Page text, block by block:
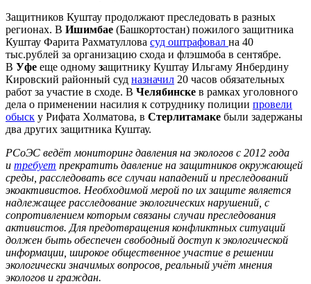
Защитников Куштау продолжают преследовать в разных
регионах. В Ишимбае (Башкортостан) пожилого защитника
Куштау Фарита Рахматуллова суд оштрафовал на 40
тыс.рублей за организацию схода и флэшмоба в сентябре.
В Уфе еще одному защитнику Куштау Ильгаму Янбердину
Кировский районный суд назначил 20 часов обязательных
работ за участие в сходе. В Челябинске в рамках уголовного
дела о применении насилия к сотруднику полиции провели
обыск у Рифата Холматова, в Стерлитамаке были задержаны
два других защитника Куштау.
РСоЭС ведёт мониторинг давления на экологов с 2012 года
и требует прекратить давление на защитников окружающей
среды, расследовать все случаи нападений и преследований
экоактивистов. Необходимой мерой по их защите является
надлежащее расследование экологических нарушений, с
сопротивлением которым связаны случаи преследования
активистов. Для предотвращения конфликтных ситуаций
должен быть обеспечен свободный доступ к экологической
информации, широкое общественное участие в решении
экологически значимых вопросов, реальный учёт мнения
экологов и граждан.